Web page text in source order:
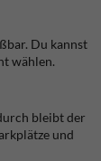
Du kannst
wählen.
bleibt der
und